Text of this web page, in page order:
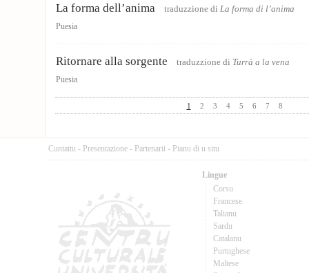
La forma dell’anima traduzzione di La forma di l’anima
Puesia
Ritornare alla sorgente traduzzione di Turrà a la vena
Puesia
1 2 3 4 5 6 7 8
Cuntattu - Presentazione - Partenarii - Pianu di u situ
Lingue
Corsu
Francese
Talianu
Sardu
Catalanu
Purtughese
Maltese